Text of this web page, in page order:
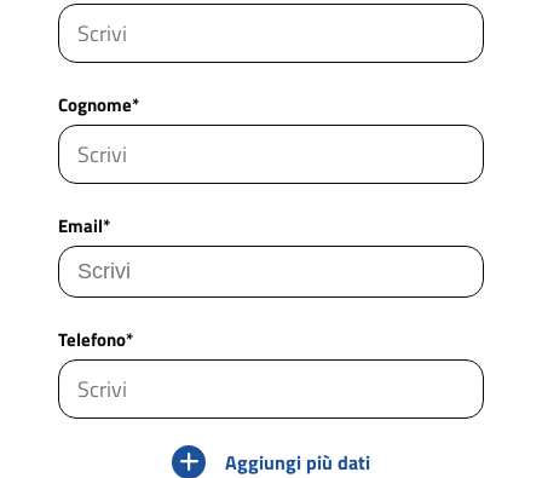
Cognome*
Email*
Telefono*
Aggiungi più dati